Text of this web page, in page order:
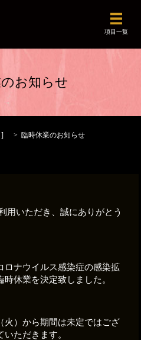
メニュ
項目一覧
お知らせ
] 臨時休業のお知らせ
いただき、誠にありがとう
ロナウイルス感染症の感染拡
休業を決定致しました。
火）から期間は未定ではござ
ただきます。